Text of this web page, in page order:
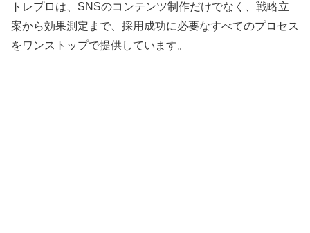
トレプロは、SNSのコンテンツ制作だけでなく、戦略立
案から効果測定まで、採用成功に必要なすべてのプロセス
をワンストップで提供しています。